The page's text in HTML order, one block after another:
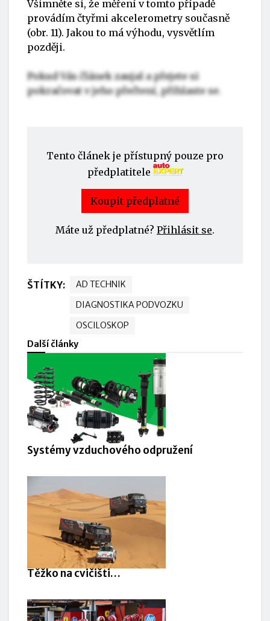
Všimněte si, že měření v tomto případě
provádím čtyřmi akcelerometry současně
(obr. 11). Jakou to má výhodu, vysvětlím
později.
Pokud Vás článek zaujal a přejete si
pokračovat v jeho přečtení, přihlaste se.
Tento článek je přístupný pouze pro
předplatitele
Koupit předplatné
Máte už předplatné? Přihlásit se.
ŠTÍTKY:
AD TECHNIK
DIAGNOSTIKA PODVOZKU
OSCILOSKOP
Další články
Systémy vzduchového odpružení
Těžko na cvičišti…